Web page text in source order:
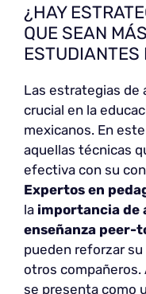
¿HAY
QUE SEAN
ESTUDIANTES
Las estrategias de
crucial en la
mexicanos. En
aquellas técnicas
efectiva con su
Expertos en
la importancia de
enseñanza peer-
pueden reforzar
otros compañeros.
se presenta como